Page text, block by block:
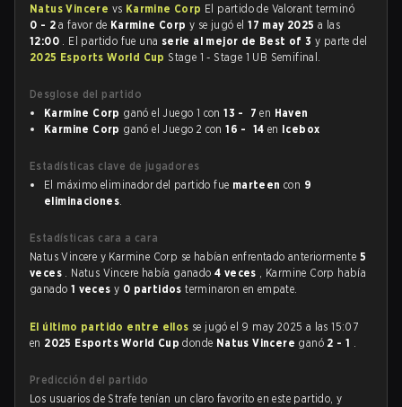
Natus Vincere vs Karmine Corp El partido de Valorant terminó
0 - 2 a favor de Karmine Corpy se jugó el17 may 2025a las
12:00 . El partido fue una serie al mejor de Best of 3y parte del
2025 Esports World Cup Stage 1 - Stage 1 UB Semifinal.
Desglose del partido
Karmine Corp ganó el Juego 1 con13 - 7 en Haven
Karmine Corp ganó el Juego 2 con16 - 14 en Icebox
Estadísticas clave de jugadores
El máximo eliminador del partido fue marteen con 9
eliminaciones.
Estadísticas cara a cara
Natus Vincere y Karmine Corp se habían enfrentado anteriormente 5
veces . Natus Vincere había ganado4 veces , Karmine Corp había
ganado 1 vecesy 0 partidosterminaron en empate.
El último partido entre ellos se jugó el 9 may 2025 a las 15:07
en 2025 Esports World Cupdonde Natus Vincere ganó 2 - 1 .
Predicción del partido
Los usuarios de Strafe tenían un claro favorito en este partido, y